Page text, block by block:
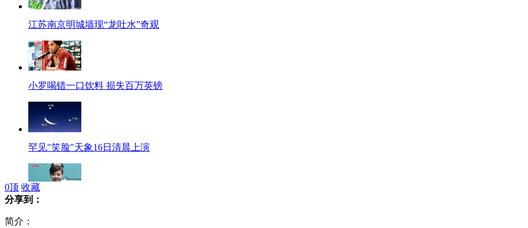
江苏南京明城墙现“龙吐水”奇观
小罗喝错一口饮料 损失百万英镑
罕见"笑脸"天象16日清晨上演
0顶 收藏
分享到：
简介：